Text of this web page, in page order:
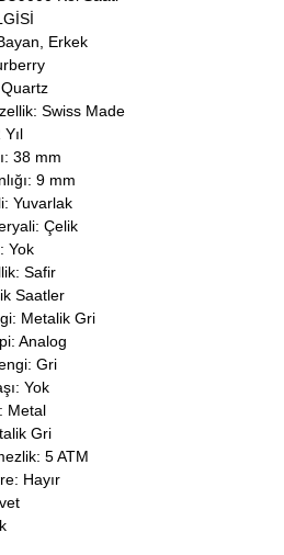
Erkek
Swiss Made
38 mm
9 mm
Yuvarlak
Çelik
Yok
Safir
Saatler
Metalik Gri
Analog
Gri
Yok
Metal
Gri
5 ATM
Hayır